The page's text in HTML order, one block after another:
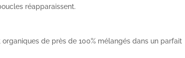
réapparaissent.
de près de 100% mélangés dans un parfait